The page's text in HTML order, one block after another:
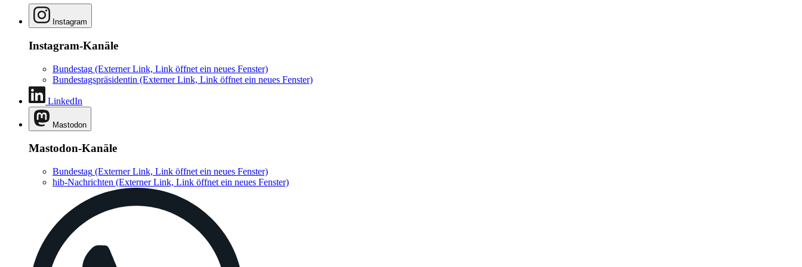
Instagram
Instagram-Kanäle
Bundestag (Externer Link, Link öffnet ein neues Fenster)
Bundestagspräsidentin (Externer Link, Link öffnet ein neues Fenster)
LinkedIn
Mastodon
Mastodon-Kanäle
Bundestag (Externer Link, Link öffnet ein neues Fenster)
hib-Nachrichten (Externer Link, Link öffnet ein neues Fenster)